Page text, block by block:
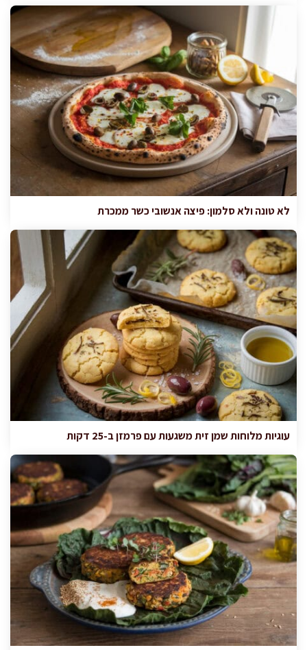
לא טונה ולא סלמון: פיצה אנשובי כשר ממכרת
עוגיות מלוחות שמן זית משגעות עם פרמזן ב-25 דקות